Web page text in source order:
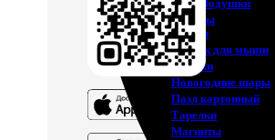
ФотоПодушки
Фотоcувениры
Значки
Коврик для мыши
Кружки
Новогодние шары
Пазл картонный
Тарелки
Магниты